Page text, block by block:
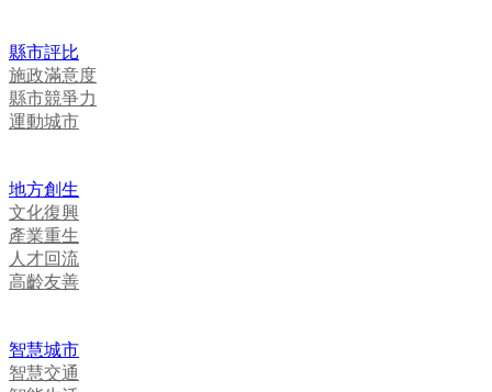
縣市評比
施政滿意度
縣市競爭力
運動城市
地方創生
文化復興
產業重生
人才回流
高齡友善
智慧城市
智慧交通